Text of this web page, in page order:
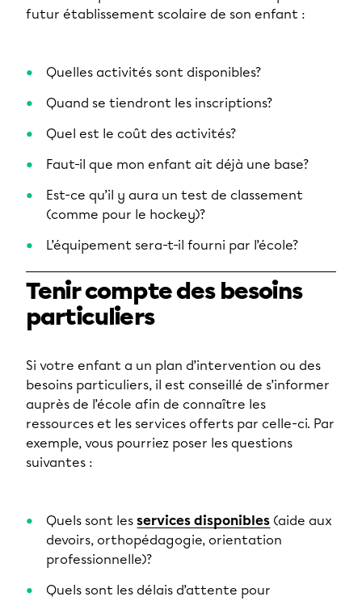
futur établissement scolaire de son enfant :
Quelles activités sont disponibles?
Quand se tiendront les inscriptions?
Quel est le coût des activités?
Faut-il que mon enfant ait déjà une base?
Est-ce qu’il y aura un test de classement
(comme pour le hockey)?
L’équipement sera-t-il fourni par l’école?
Tenir compte des besoins
particuliers
Si votre enfant a un plan d’intervention ou des
besoins particuliers, il est conseillé de s’informer
auprès de l’école afin de connaître les
ressources et les services offerts par celle-ci. Par
exemple, vous pourriez poser les questions
suivantes :
Quels sont les services disponibles (aide aux
devoirs, orthopédagogie, orientation
professionnelle)?
Quels sont les délais d’attente pour